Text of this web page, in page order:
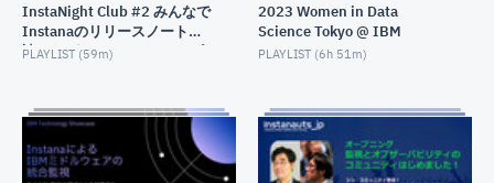
APRIL 28, 2022
InstaNight Club #2 みんなで
Instanaのリリースノートを
読みながらワイワイ - 2023年
PLAYLIST (59m)
2023 Women in Data
Science Tokyo @ IBM
PLAYLIST (6h 51m)